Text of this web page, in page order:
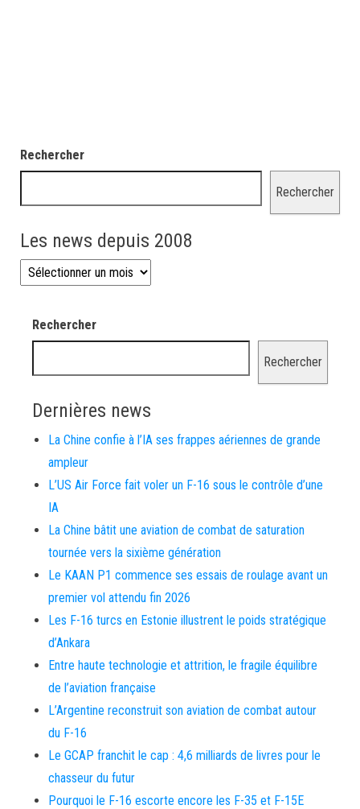
Rechercher
Rechercher
Les news depuis 2008
Les news depuis 2008
Rechercher
Rechercher
Dernières news
La Chine confie à l’IA ses frappes aériennes de grande
ampleur
L’US Air Force fait voler un F-16 sous le contrôle d’une
IA
La Chine bâtit une aviation de combat de saturation
tournée vers la sixième génération
Le KAAN P1 commence ses essais de roulage avant un
premier vol attendu fin 2026
Les F-16 turcs en Estonie illustrent le poids stratégique
d’Ankara
Entre haute technologie et attrition, le fragile équilibre
de l’aviation française
L’Argentine reconstruit son aviation de combat autour
du F-16
Le GCAP franchit le cap : 4,6 milliards de livres pour le
chasseur du futur
Pourquoi le F-16 escorte encore les F-35 et F-15E